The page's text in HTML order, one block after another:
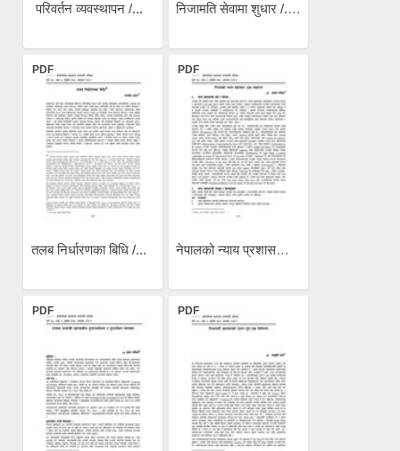
परिवर्तन व्यवस्थापन /... निजामति सेवामा शुधार /...
PDF
तलब निर्धारणका बिधि /...
PDF
नेपालको न्याय प्रशासनः एक...
PDF PDF